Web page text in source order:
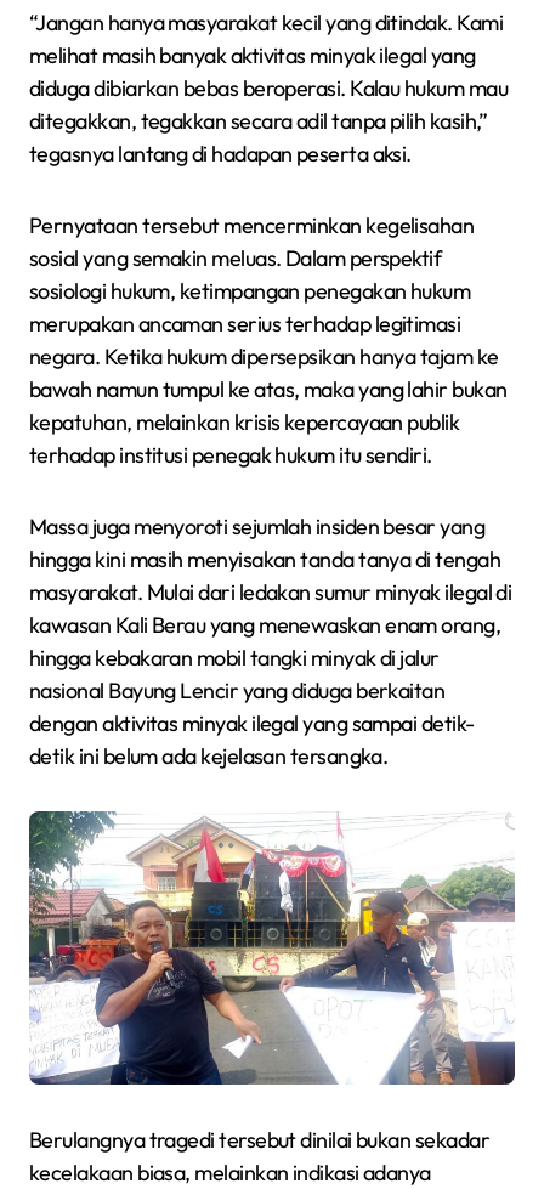
“Jangan hanya masyarakat kecil yang ditindak. Kami
melihat masih banyak aktivitas minyak ilegal yang
diduga dibiarkan bebas beroperasi. Kalau hukum mau
ditegakkan, tegakkan secara adil tanpa pilih kasih,”
tegasnya lantang di hadapan peserta aksi.
Pernyataan tersebut mencerminkan kegelisahan
sosial yang semakin meluas. Dalam perspektif
sosiologi hukum, ketimpangan penegakan hukum
merupakan ancaman serius terhadap legitimasi
negara. Ketika hukum dipersepsikan hanya tajam ke
bawah namun tumpul ke atas, maka yang lahir bukan
kepatuhan, melainkan krisis kepercayaan publik
terhadap institusi penegak hukum itu sendiri.
Massa juga menyoroti sejumlah insiden besar yang
hingga kini masih menyisakan tanda tanya di tengah
masyarakat. Mulai dari ledakan sumur minyak ilegal di
kawasan Kali Berau yang menewaskan enam orang,
hingga kebakaran mobil tangki minyak di jalur
nasional Bayung Lencir yang diduga berkaitan
dengan aktivitas minyak ilegal yang sampai detik-
detik ini belum ada kejelasan tersangka.
Berulangnya tragedi tersebut dinilai bukan sekadar
kecelakaan biasa, melainkan indikasi adanya